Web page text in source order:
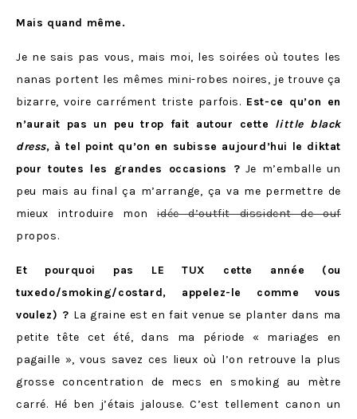
Mais quand même.
Je ne sais pas vous, mais moi, les soirées où toutes les
nanas portent les mêmes mini-robes noires, je trouve ça
bizarre, voire carrément triste parfois. Est-ce qu’on en
n’aurait pas un peu trop fait autour cette little black
dress, à tel point qu’on en subisse aujourd’hui le diktat
pour toutes les grandes occasions ? Je m’emballe un
peu mais au final ça m’arrange, ça va me permettre de
mieux introduire monidée d’outfit dissident de ouf
propos.
Et pourquoi pas LE TUX cette année (ou
tuxedo/smoking/costard, appelez-le comme vous
voulez) ? La graine est en fait venue se planter dans ma
petite tête cet été, dans ma période « mariages en
pagaille », vous savez ces lieux où l’on retrouve la plus
grosse concentration de mecs en smoking au mètre
carré. Hé ben j’étais jalouse. C’est tellement canon un